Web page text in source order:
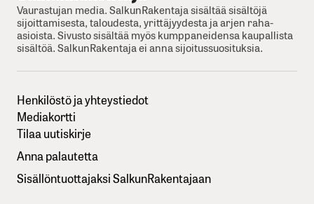
Vaurastujan media. SalkunRakentaja sisältää sisältöjä
sijoittamisesta, taloudesta, yrittäjyydesta ja arjen raha-
asioista. Sivusto sisältää myös kumppaneidensa kaupallista
sisältöä. SalkunRakentaja ei anna sijoitussuosituksia.
Henkilöstö ja yhteystiedot
Mediakortti
Tilaa uutiskirje
Anna palautetta
Sisällöntuottajaksi SalkunRakentajaan